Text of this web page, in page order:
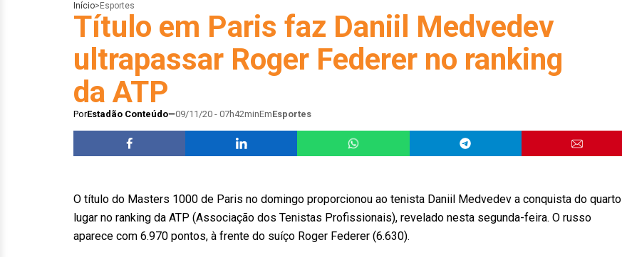
Início> Esportes
Título em Paris faz Daniil Medvedev
ultrapassar Roger Federer no ranking
da ATP
PorEstadão Conteúdo 09/11/20 - 07h42minEmEsportes
O título do Masters 1000 de Paris no domingo proporcionou ao tenista Daniil Medvedev a conquista do quarto
lugar no ranking da ATP (Associação dos Tenistas Profissionais), revelado nesta segunda-feira. O russo
aparece com 6.970 pontos, à frente do suíço Roger Federer (6.630).